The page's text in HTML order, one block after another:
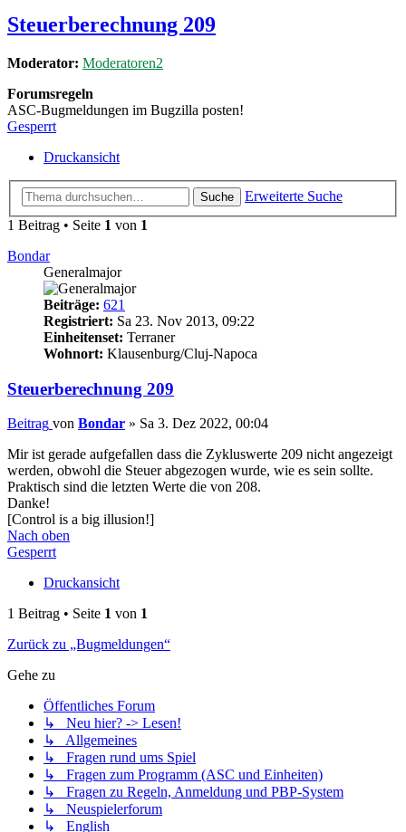
Steuerberechnung 209
Moderator: Moderatoren2
Forumsregeln
ASC-Bugmeldungen im Bugzilla posten!
Gesperrt
Druckansicht
Suche
Erweiterte Suche
1 Beitrag • Seite 1 von 1
Bondar
Generalmajor
Beiträge: 621
Registriert: Sa 23. Nov 2013, 09:22
Einheitenset: Terraner
Wohnort: Klausenburg/Cluj-Napoca
Steuerberechnung 209
Beitrag von Bondar » Sa 3. Dez 2022, 00:04
Mir ist gerade aufgefallen dass die Zykluswerte 209 nicht angezeigt
werden, obwohl die Steuer abgezogen wurde, wie es sein sollte.
Praktisch sind die letzten Werte die von 208.
Danke!
[Control is a big illusion!]
Nach oben
Gesperrt
Druckansicht
1 Beitrag • Seite 1 von 1
Zurück zu „Bugmeldungen“
Gehe zu
Öffentliches Forum
↳ Neu hier? -> Lesen!
↳ Allgemeines
↳ Fragen rund ums Spiel
↳ Fragen zum Programm (ASC und Einheiten)
↳ Fragen zu Regeln, Anmeldung und PBP-System
↳ Neuspielerforum
↳ English